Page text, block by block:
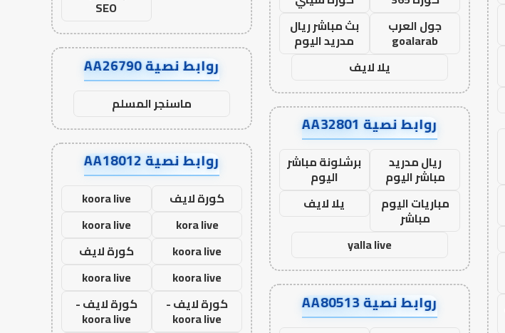
جول العرب
goalarab
بث مباشر ريال
مدريد اليوم
يلا لايف
روابط نصية AA32801
ريال مدريد
مباشر اليوم
برشلونة مباشر
اليوم
مباريات اليوم
مباشر
يلا لايف
yalla live
روابط نصية AA80513
SEO
روابط نصية AA26790
ماسنجر المسلم
روابط نصية AA18012
كورة لايف
koora live
kora live
koora live
koora live
كورة لايف
koora live
koora live
كورة لايف -
koora live
كورة لايف -
koora live